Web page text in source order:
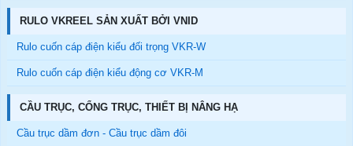
RULO VKREEL SẢN XUẤT BỞI VNID
Rulo cuốn cáp điện kiểu đối trọng VKR-W
Rulo cuốn cáp điện kiểu động cơ VKR-M
CẦU TRỤC, CỔNG TRỤC, THIẾT BỊ NÂNG HẠ
Cầu trục dầm đơn - Cầu trục dầm đôi